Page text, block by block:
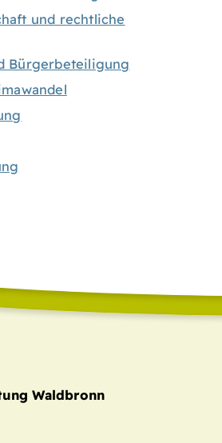
und rechtliche
Bürgerbeteiligung
Waldbronn